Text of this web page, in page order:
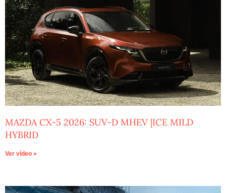
MAZDA CX-5 2026: SUV-D MHEV |ICE MILD
HYBRID
Ver vídeo »